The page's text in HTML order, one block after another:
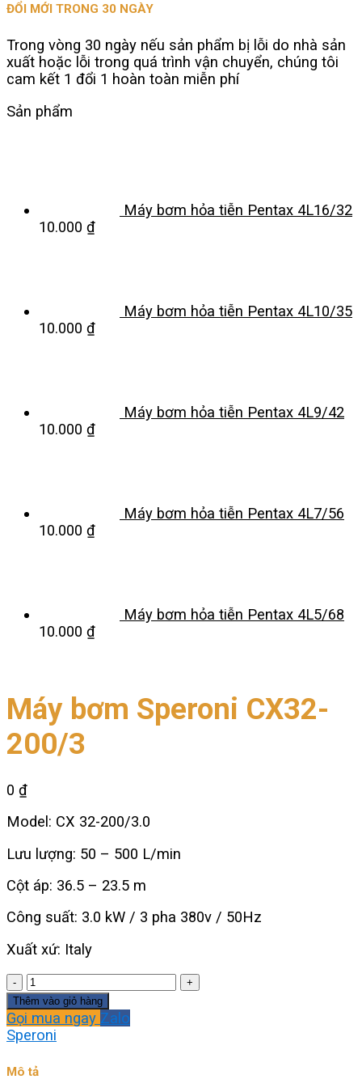
ĐỔI MỚI TRONG 30 NGÀY
Trong vòng 30 ngày nếu sản phẩm bị lỗi do nhà sản
xuất hoặc lỗi trong quá trình vận chuyển, chúng tôi
cam kết 1 đổi 1 hoàn toàn miễn phí
Sản phẩm
Máy bơm hỏa tiễn Pentax 4L16/32
10.000 ₫
Máy bơm hỏa tiễn Pentax 4L10/35
10.000 ₫
Máy bơm hỏa tiễn Pentax 4L9/42
10.000 ₫
Máy bơm hỏa tiễn Pentax 4L7/56
10.000 ₫
Máy bơm hỏa tiễn Pentax 4L5/68
10.000 ₫
Máy bơm Speroni CX32-
200/3
0 ₫
Model: CX 32-200/3.0
Lưu lượng: 50 – 500 L/min
Cột áp: 36.5 – 23.5 m
Công suất: 3.0 kW / 3 pha 380v / 50Hz
Xuất xứ: Italy
Máy
bơm
Speroni
CX32-
số
Thêm vào giỏ hàng
Gọi mua ngay Zalo
Speroni
Mô tả